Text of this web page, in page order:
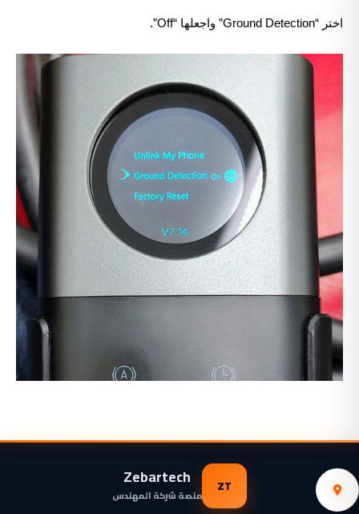
اختر “Ground Detection” واجعلها “Off”.
ZT
Zebartech
منصة شركة المهندس